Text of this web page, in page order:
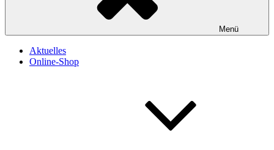
Menü
Aktuelles
Online-Shop